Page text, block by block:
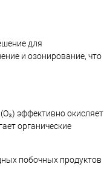
для
и озонирование, что
эффективно окисляет
органические
побочных продуктов